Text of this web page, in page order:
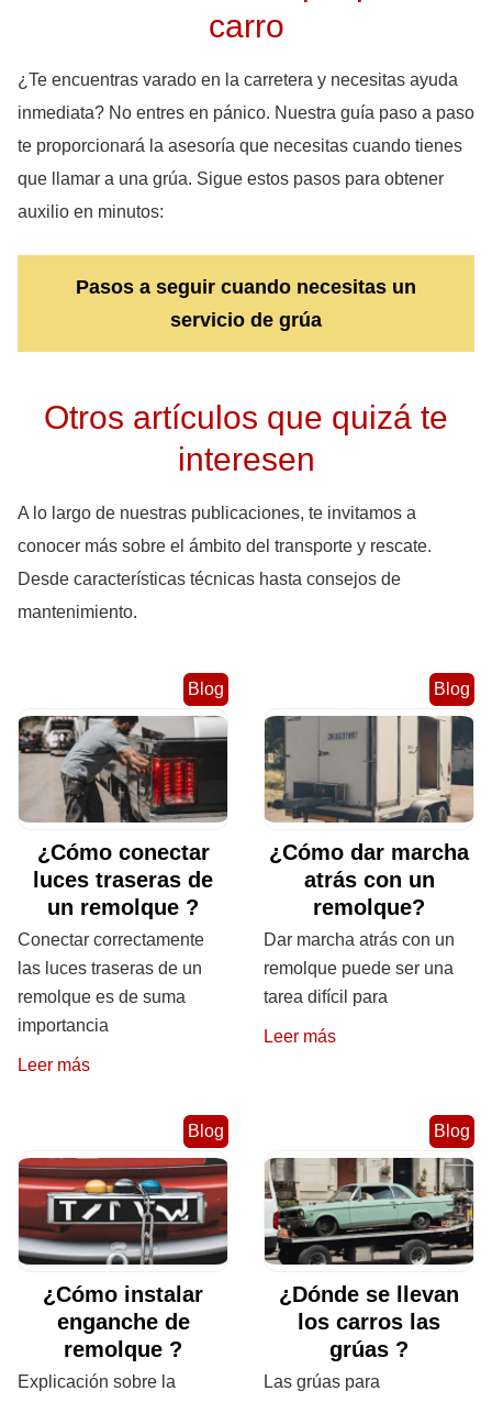
carro
¿Te encuentras varado en la carretera y necesitas ayuda
inmediata? No entres en pánico. Nuestra guía paso a paso
te proporcionará la asesoría que necesitas cuando tienes
que llamar a una grúa. Sigue estos pasos para obtener
auxilio en minutos:
Pasos a seguir cuando necesitas un
servicio de grúa
Otros artículos que quizá te
interesen
A lo largo de nuestras publicaciones, te invitamos a
conocer más sobre el ámbito del transporte y rescate.
Desde características técnicas hasta consejos de
mantenimiento.
Blog
¿Cómo conectar
luces traseras de
un remolque ?
Conectar correctamente
las luces traseras de un
remolque es de suma
importancia
Leer más
Blog
¿Cómo dar marcha
atrás con un
remolque?
Dar marcha atrás con un
remolque puede ser una
tarea difícil para
Leer más
Blog
¿Cómo instalar
enganche de
remolque ?
Explicación sobre la
Blog
¿Dónde se llevan
los carros las
grúas ?
Las grúas para